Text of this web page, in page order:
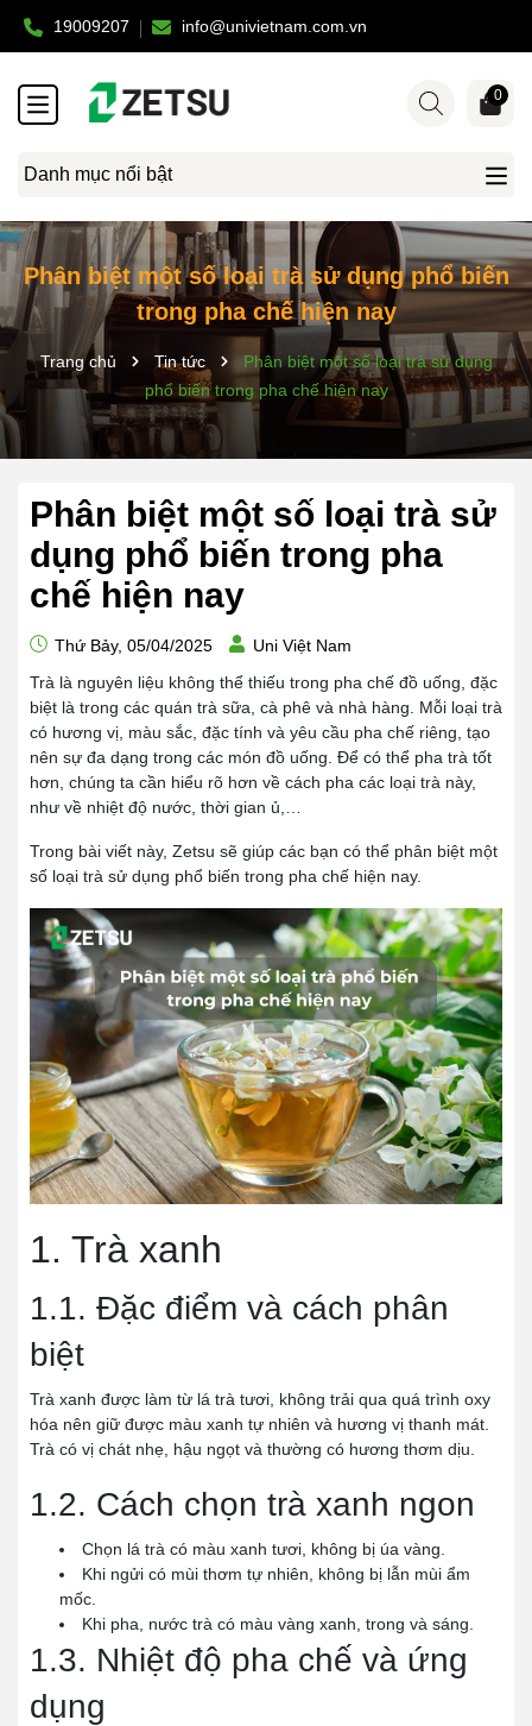
19009207 info@univietnam.com.vn
Danh mục nổi bật
0
Phân biệt một số loại trà sử dụng phổ biến
trong pha chế hiện nay
Trang chủ Tin tức
Phân biệt một số loại trà sử dụng
phổ biến trong pha chế hiện nay
Phân biệt một số loại trà sử
dụng phổ biến trong pha
chế hiện nay
Thứ Bảy, 05/04/2025
Uni Việt Nam
Trà là nguyên liệu không thể thiếu trong pha chế đồ uống, đặc
biệt là trong các quán trà sữa, cà phê và nhà hàng. Mỗi loại trà
có hương vị, màu sắc, đặc tính và yêu cầu pha chế riêng, tạo
nên sự đa dạng trong các món đồ uống. Để có thể pha trà tốt
hơn, chúng ta cần hiểu rõ hơn về cách pha các loại trà này,
như về nhiệt độ nước, thời gian ủ,…
Trong bài viết này, Zetsu sẽ giúp các bạn có thể phân biệt một
số loại trà sử dụng phổ biến trong pha chế hiện nay.
1. Trà xanh
1.1. Đặc điểm và cách phân
biệt
Trà xanh được làm từ lá trà tươi, không trải qua quá trình oxy
hóa nên giữ được màu xanh tự nhiên và hương vị thanh mát.
Trà có vị chát nhẹ, hậu ngọt và thường có hương thơm dịu.
1.2. Cách chọn trà xanh ngon
Chọn lá trà có màu xanh tươi, không bị úa vàng.
Khi ngửi có mùi thơm tự nhiên, không bị lẫn mùi ẩm
mốc.
Khi pha, nước trà có màu vàng xanh, trong và sáng.
1.3. Nhiệt độ pha chế và ứng
dụng